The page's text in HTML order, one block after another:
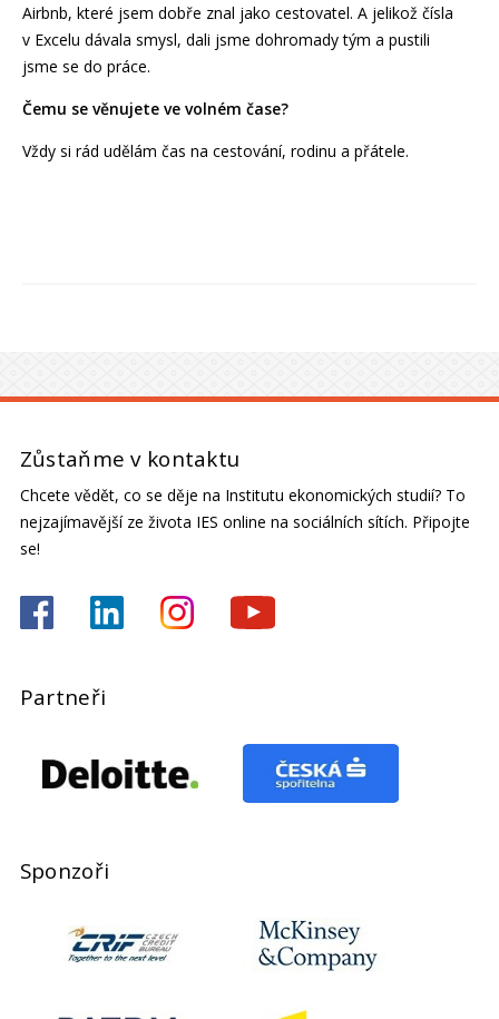
Airbnb, které jsem dobře znal jako cestovatel. A jelikož čísla
v Excelu dávala smysl, dali jsme dohromady tým a pustili
jsme se do práce.
Čemu se věnujete ve volném čase?
Vždy si rád udělám čas na cestování, rodinu a přátele.
Zůstaňme v kontaktu
Chcete vědět, co se děje na Institutu ekonomických studií? To
nejzajímavější ze života IES online na sociálních sítích. Připojte
se!
Partneři
Sponzoři